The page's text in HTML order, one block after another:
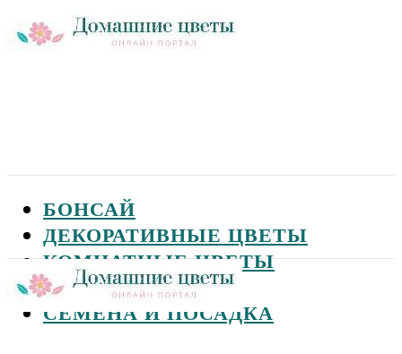
БОНСАЙ
ДЕКОРАТИВНЫЕ ЦВЕТЫ
КОМНАТНЫЕ ЦВЕТЫ
САДОВЫЕ ЦВЕТЫ
СЕМЕНА И ПОСАДКА